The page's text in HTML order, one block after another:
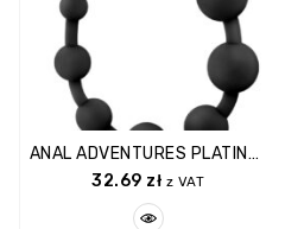
ANAL ADVENTURES PLATINUM ANAL BEADS
32.69 zł z VAT